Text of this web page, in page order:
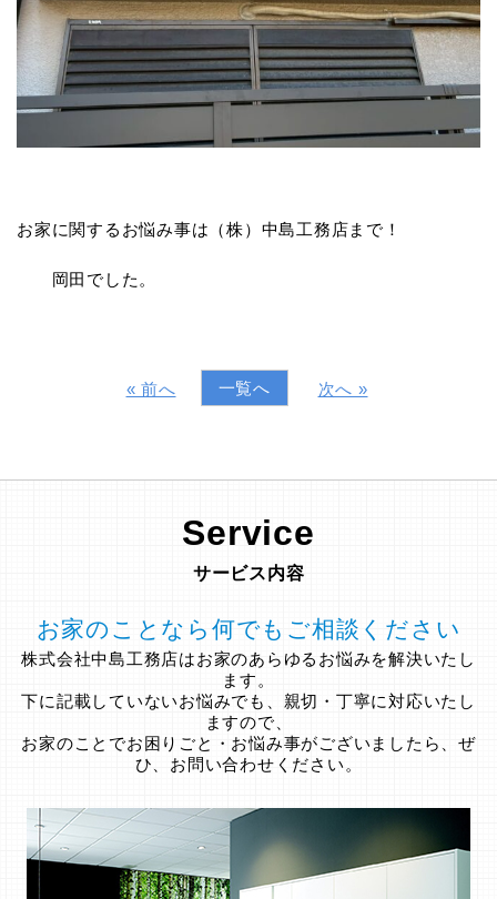
お家に関するお悩み事は（株）中島工務店まで！
岡田でした。
« 前へ 一覧へ 次へ »
Service
サービス内容
お家のことなら何でもご相談ください
株式会社中島工務店はお家のあらゆるお悩みを解決いたし
ます。
下に記載していないお悩みでも、親切・丁寧に対応いたし
ますので、
お家のことでお困りごと・お悩み事がございましたら、ぜ
ひ、お問い合わせください。